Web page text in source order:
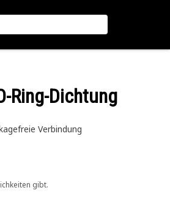
Ring-Dichtung
Verbindung
gibt.